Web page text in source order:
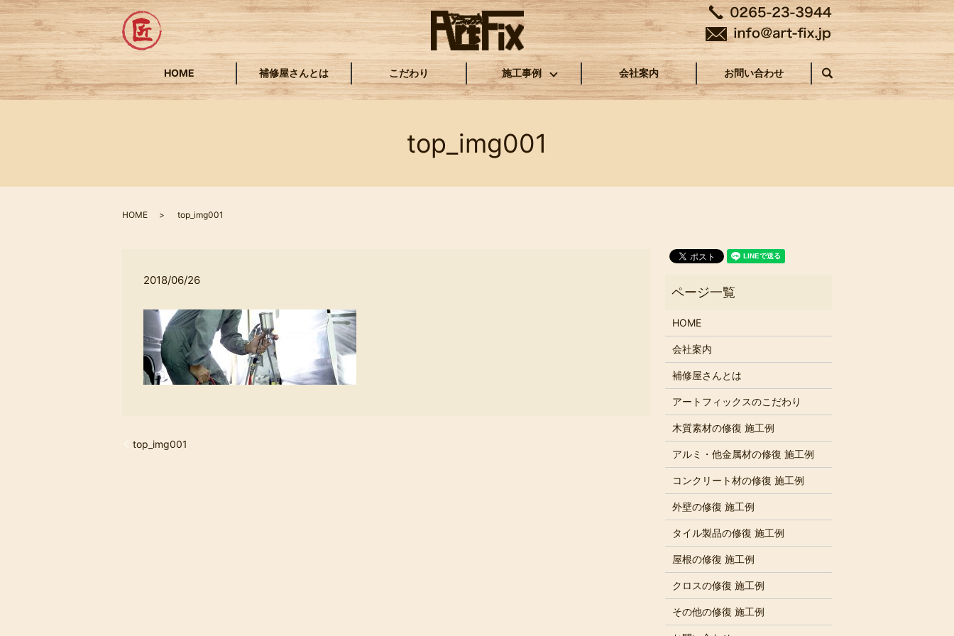
HOME 補修屋さんとは こだわり 施工事例 会社案内 お問い合わせ search
top_img001
HOME top_img001
2018/06/26
top_img001
HOME
会社案内
補修屋さんとは
アートフィックスのこだわり
木質素材の修復 施工例
アルミ・他金属材の修復 施工例
コンクリート材の修復 施工例
外壁の修復 施工例
タイル製品の修復 施工例
屋根の修復 施工例
クロスの修復 施工例
その他の修復 施工例